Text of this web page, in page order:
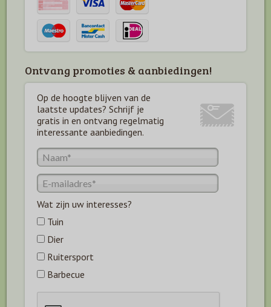
Ontvang promoties & aanbiedingen!
Op de hoogte blijven van de
laatste updates? Schrijf je
gratis in en ontvang regelmatig
interessante aanbiedingen.
Wat zijn uw interesses?
Tuin
Dier
Ruitersport
Barbecue